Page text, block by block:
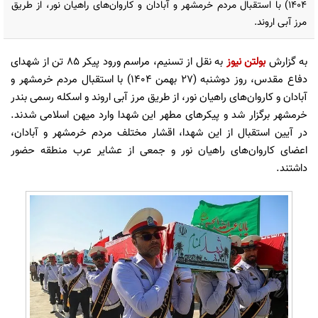
1404) با استقبال مردم خرمشهر و آبادان و کاروان‌های راهیان نور، از طریق
مرز آبی اروند.
به گزارشبولتن نیوز
به نقل از تسنیم، مراسم ورود پیکر 85 تن از شهدای
دفاع مقدس، روز دوشنبه (27 بهمن 1404) با استقبال مردم خرمشهر و
آبادان و کاروان‌های راهیان نور، از طریق مرز آبی اروند و اسکله رسمی بندر
خرمشهر برگزار شد و پیکرهای مطهر این شهدا وارد میهن اسلامی شدند.
در آیین استقبال از این شهدا، اقشار مختلف مردم خرمشهر و آبادان،
اعضای کاروان‌های راهیان نور و جمعی از عشایر عرب منطقه حضور
داشتند.